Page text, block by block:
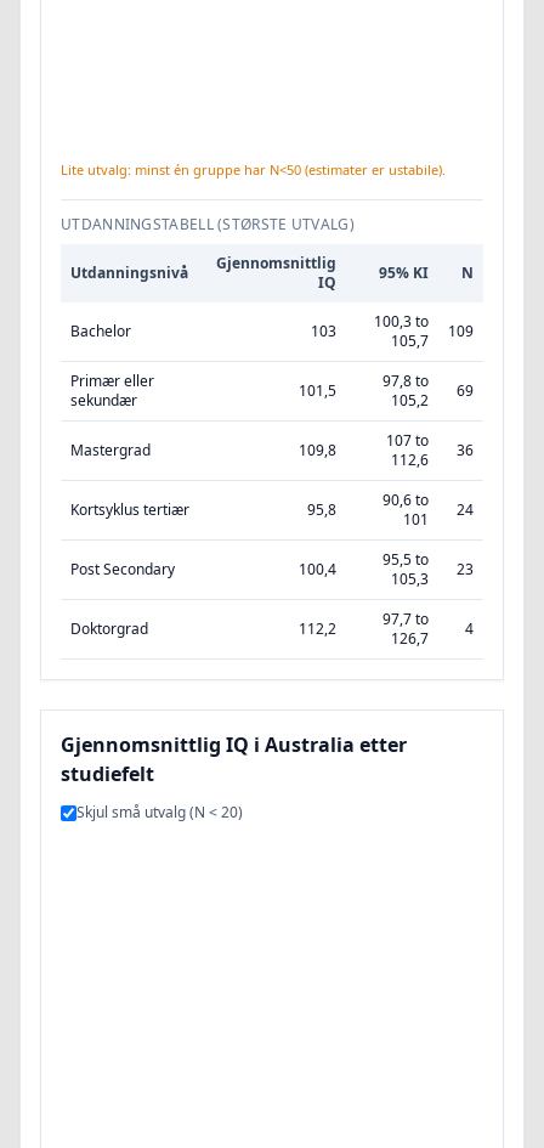
Lite utvalg: minst én gruppe har N<50 (estimater er ustabile).
UTDANNINGSTABELL (STØRSTE UTVALG)
Utdanningsnivå
Gjennomsnittlig
IQ
95% KI N
Bachelor 103
100,3 to
105,7
109
Primær eller
sekundær
101,5
97,8 to
105,2
69
Mastergrad 109,8
107 to
112,6
36
Kortsyklus tertiær 95,8
90,6 to
101
24
Post Secondary 100,4
95,5 to
105,3
23
Doktorgrad 112,2
97,7 to
126,7
4
Gjennomsnittlig IQ i Australia etter
studiefelt
Skjul små utvalg (N < 20)